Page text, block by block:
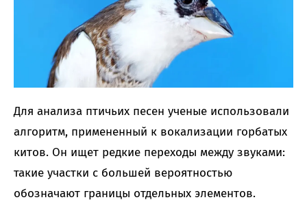
Для анализа птичьих песен ученые использовали
алгоритм, примененный к вокализации горбатых
китов. Он ищет редкие переходы между звуками:
такие участки с большей вероятностью
обозначают границы отдельных элементов.